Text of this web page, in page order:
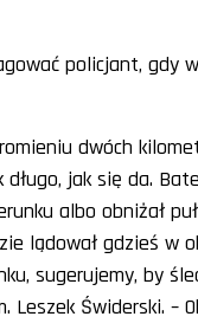
policjant, gdy
dwóch
jak się da.
albo obniżał
lądował gdzieś w
sugerujemy, by
Świderski. –